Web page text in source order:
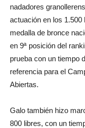
nadadores
actuación en los 1.500
medalla de bronce
en 9ª posición del
prueba con un tiempo
referencia para el
Abiertas.
Galo también hizo
800 libres, con un